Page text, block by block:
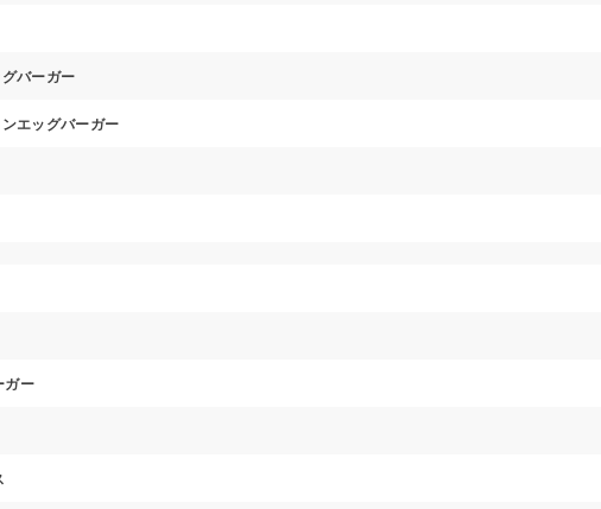
バーガー
エッグバーガー
ガー